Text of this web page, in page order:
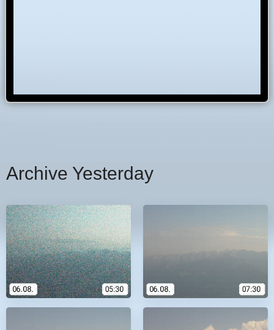
Archive Yesterday